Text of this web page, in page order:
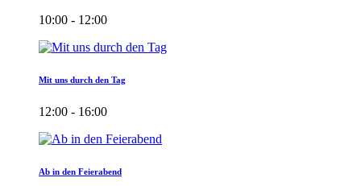
10:00 - 12:00
Mit uns durch den Tag
12:00 - 16:00
Ab in den Feierabend